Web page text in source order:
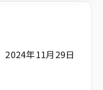
2024年11月29日